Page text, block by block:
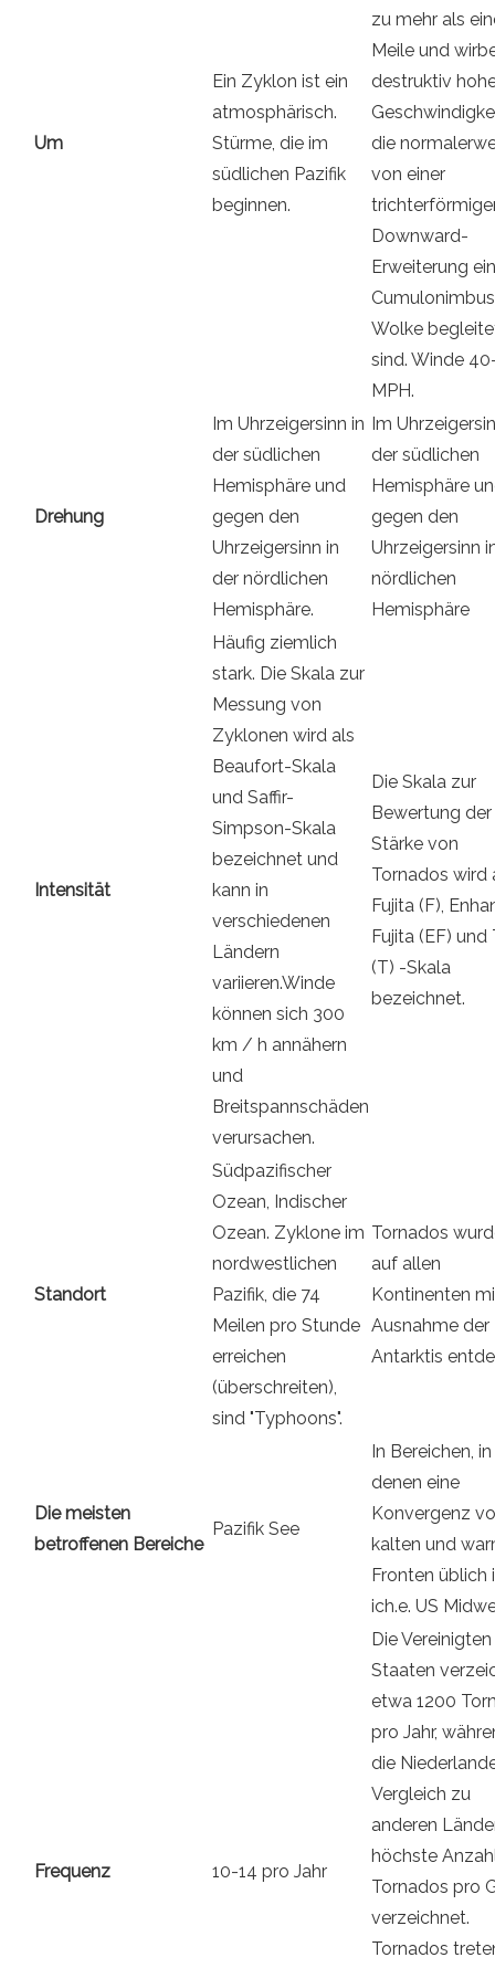
Um
Ein Zyklon ist ein
atmosphärisch.
Stürme, die im
südlichen Pazifik
beginnen.
zu mehr als
Meile und
destruktiv
die
von einer
Downward-
Erweiterung
Wolke
sind. Winde
MPH.
Drehung
Im Uhrzeigersinn in
der südlichen
Hemisphäre und
gegen den
Uhrzeigersinn in
der nördlichen
Hemisphäre.
Im
der südlichen
Hemisphäre
gegen den
Uhrzeigersinn
nördlichen
Hemisphäre
Intensität
Häufig ziemlich
stark. Die Skala zur
Messung von
Zyklonen wird als
Beaufort-Skala
und Saffir-
Simpson-Skala
bezeichnet und
kann in
verschiedenen
Ländern
variieren.Winde
können sich 300
km / h annähern
und
Breitspannschäden
verursachen.
Die Skala zur
Bewertung der
Stärke von
Tornados wird
Fujita (F),
Fujita (EF) und
(T) -Skala
bezeichnet.
Standort
Südpazifischer
Ozean, Indischer
Ozean. Zyklone im
nordwestlichen
Pazifik, die 74
Meilen pro Stunde
erreichen
(überschreiten),
sind "Typhoons".
Tornados
auf allen
Kontinenten
Ausnahme der
Antarktis
Die meisten
betroffenen Bereiche
Pazifik See
In Bereichen, in
denen eine
Konvergenz
kalten und
Fronten üblich
ich.e. US
Frequenz 10-14 pro Jahr
Die Vereinigten
Staaten
etwa 1200
pro Jahr,
die
Vergleich zu
anderen
höchste
Tornados pro
verzeichnet.
Tornados